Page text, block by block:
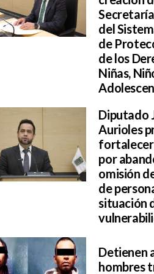
del
de
de los
Niñas,
Diputado
Aurioles
fortalecer
por
omisión
de
situación
Detienen
hombres